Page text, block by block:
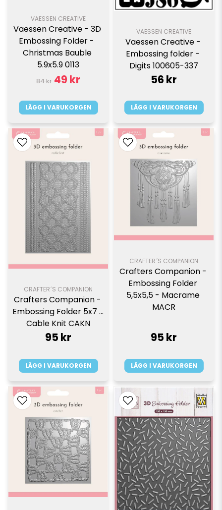
VAESSEN CREATIVE
Vaessen Creative - 3D
Embossing Folder -
Christmas Bauble
5.9x5.9 0113
84 kr 49 kr
LÄGG I VARUKORGEN
VAESSEN CREATIVE
Vaessen Creative -
Embossing folder -
Digits 100605-337
56 kr
LÄGG I VARUKORGEN
CRAFTER´S COMPANION
Crafters Companion -
Embossing Folder 5x7 -
Cable Knit CAKN
95 kr
LÄGG I VARUKORGEN
CRAFTER´S COMPANION
Crafters Companion -
Embossing Folder
5,5x5,5 - Macrame
MACR
95 kr
LÄGG I VARUKORGEN